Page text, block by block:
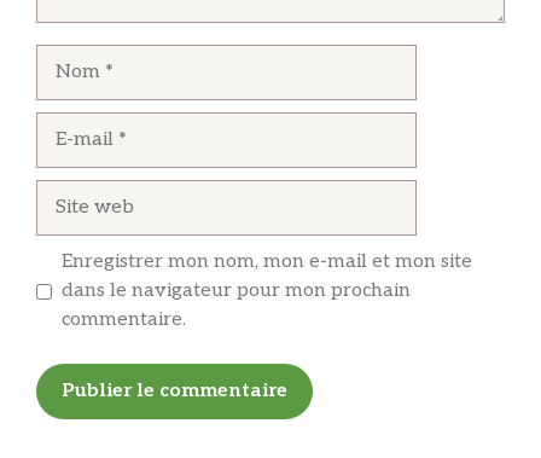
Enregistrer mon nom, mon e-mail et mon site
dans le navigateur pour mon prochain
commentaire.